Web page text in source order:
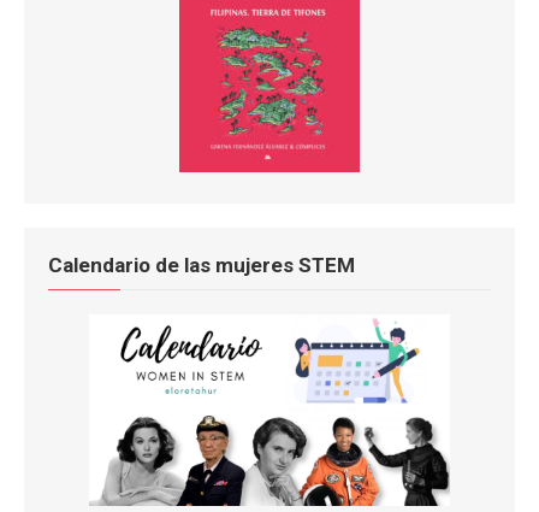
Calendario de las mujeres STEM